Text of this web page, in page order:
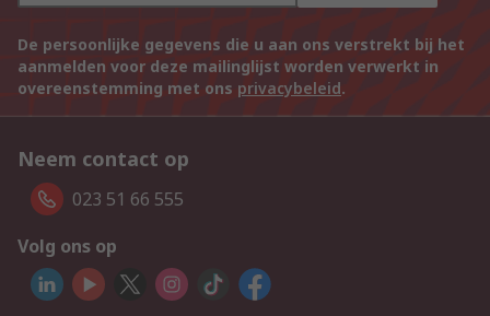
De persoonlijke gegevens die u aan ons verstrekt bij het
aanmelden voor deze mailinglijst worden verwerkt in
overeenstemming met ons privacybeleid.
Neem contact op
023 51 66 555
Volg ons op